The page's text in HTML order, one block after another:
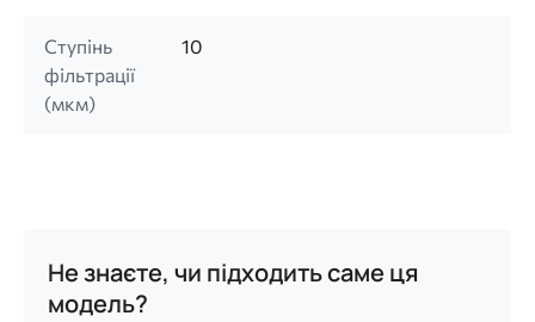
Ступінь
фільтрації
(мкм)
10
Не знаєте, чи підходить саме ця
модель?